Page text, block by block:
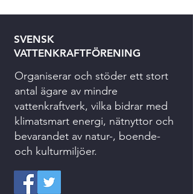
SVENSK
VATTENKRAFTFÖRENING
Organiserar och stöder ett stort
antal ägare av mindre
vattenkraftverk, vilka bidrar med
klimatsmart energi, nätnyttor och
bevarandet av natur-, boende-
och kulturmiljöer.